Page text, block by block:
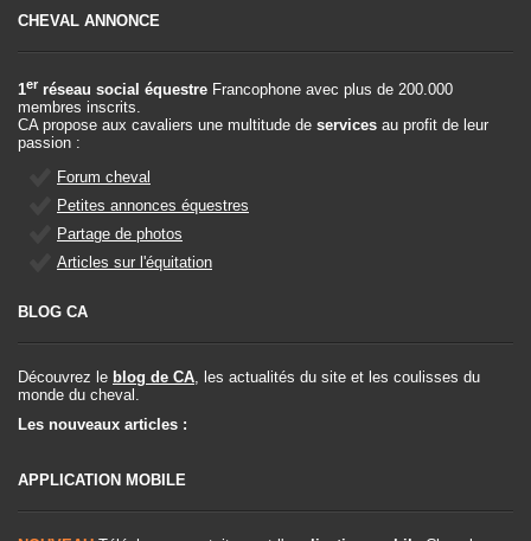
CHEVAL ANNONCE
1er réseau social équestre Francophone avec plus de 200.000
membres inscrits.
CA propose aux cavaliers une multitude de services au profit de leur
passion :
Forum cheval
Petites annonces équestres
Partage de photos
Articles sur l'équitation
BLOG CA
Découvrez le blog de CA, les actualités du site et les coulisses du
monde du cheval.
Les nouveaux articles :
APPLICATION MOBILE